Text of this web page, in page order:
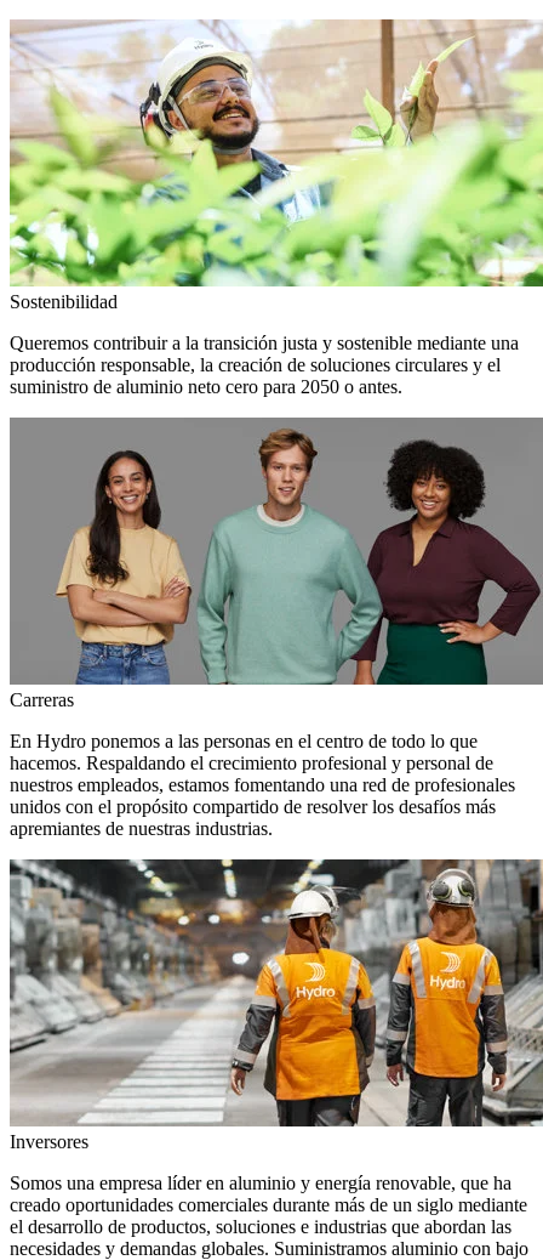
Sostenibilidad
Queremos contribuir a la transición justa y sostenible mediante una
producción responsable, la creación de soluciones circulares y el
suministro de aluminio neto cero para 2050 o antes.
Carreras
En Hydro ponemos a las personas en el centro de todo lo que
hacemos. Respaldando el crecimiento profesional y personal de
nuestros empleados, estamos fomentando una red de profesionales
unidos con el propósito compartido de resolver los desafíos más
apremiantes de nuestras industrias.
Inversores
Somos una empresa líder en aluminio y energía renovable, que ha
creado oportunidades comerciales durante más de un siglo mediante
el desarrollo de productos, soluciones e industrias que abordan las
necesidades y demandas globales. Suministramos aluminio con bajo